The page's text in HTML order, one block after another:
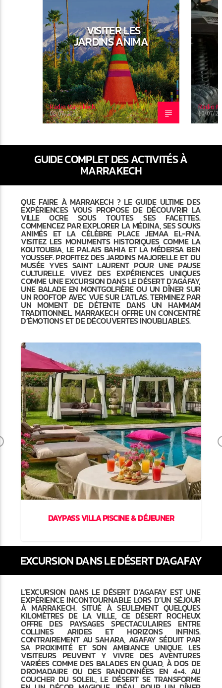
VISITER LES
JARDINS ANIMA
Radio Marrakech
08/07/2026
Radio
10/07/
GUIDE COMPLET DES ACTIVITÉS À
MARRAKECH
QUE FAIRE À MARRAKECH ? LE GUIDE ULTIME DES
EXPÉRIENCES VOUS PROPOSE DE DÉCOUVRIR LA
VILLE OCRE SOUS TOUTES SES FACETTES.
COMMENCEZ PAR EXPLORER LA MÉDINA, SES SOUKS
ANIMÉS ET LA CÉLÈBRE PLACE JEMAA EL-FNA.
VISITEZ LES MONUMENTS HISTORIQUES COMME LA
KOUTOUBIA, LE PALAIS BAHIA ET LA MÉDERSA BEN
YOUSSEF. PROFITEZ DES JARDINS MAJORELLE ET DU
MUSÉE YVES SAINT LAURENT POUR UNE PAUSE
CULTURELLE. VIVEZ DES EXPÉRIENCES UNIQUES
COMME UNE EXCURSION DANS LE DÉSERT D’AGAFAY,
UNE BALADE EN MONTGOLFIÈRE OU UN DÎNER SUR
UN ROOFTOP AVEC VUE SUR L’ATLAS. TERMINEZ PAR
UN MOMENT DE DÉTENTE DANS UN HAMMAM
TRADITIONNEL. MARRAKECH OFFRE UN CONCENTRÉ
D’ÉMOTIONS ET DE DÉCOUVERTES INOUBLIABLES.
Previous
DAYPASS VILLA PISCINE & DÉJEUNER
EXCURSION DANS LE DÉSERT D’AGAFAY
L’EXCURSION DANS LE DÉSERT D’AGAFAY EST UNE
EXPÉRIENCE INCONTOURNABLE LORS D’UN SÉJOUR
À MARRAKECH. SITUÉ À SEULEMENT QUELQUES
KILOMÈTRES DE LA VILLE, CE DÉSERT ROCHEUX
OFFRE DES PAYSAGES SPECTACULAIRES ENTRE
COLLINES ARIDES ET HORIZONS INFINIS.
CONTRAIREMENT AU SAHARA, AGAFAY SÉDUIT PAR
SA PROXIMITÉ ET SON AMBIANCE UNIQUE. LES
VISITEURS PEUVENT Y VIVRE DES AVENTURES
VARIÉES COMME DES BALADES EN QUAD, À DOS DE
DROMADAIRE OU DES RANDONNÉES EN 4×4. AU
COUCHER DU SOLEIL, LE DÉSERT SE TRANSFORME